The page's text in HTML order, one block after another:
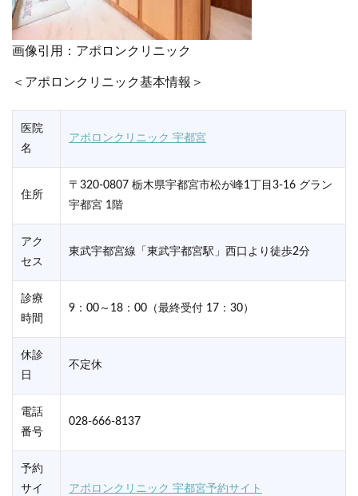
画像引用：アポロンクリニック
＜アポロンクリニック基本情報＞
医院
名
アポロンクリニック 宇都宮
住所
〒320-0807 栃木県宇都宮市松が峰1丁目3-16 グラン
宇都宮 1階
アク
セス
東武宇都宮線「東武宇都宮駅」西口より徒歩2分
診療
時間
9：00～18：00（最終受付 17：30）
休診
日
不定休
電話
番号
028-666-8137
予約
サイ
アポロンクリニック 宇都宮予約サイト